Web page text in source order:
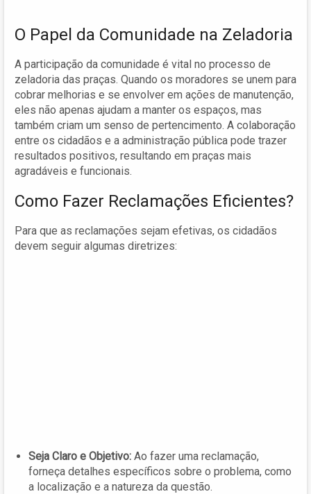
O Papel da Comunidade na Zeladoria
A participação da comunidade é vital no processo de
zeladoria das praças. Quando os moradores se unem para
cobrar melhorias e se envolver em ações de manutenção,
eles não apenas ajudam a manter os espaços, mas
também criam um senso de pertencimento. A colaboração
entre os cidadãos e a administração pública pode trazer
resultados positivos, resultando em praças mais
agradáveis e funcionais.
Como Fazer Reclamações Eficientes?
Para que as reclamações sejam efetivas, os cidadãos
devem seguir algumas diretrizes:
Seja Claro e Objetivo: Ao fazer uma reclamação,
forneça detalhes específicos sobre o problema, como
a localização e a natureza da questão.